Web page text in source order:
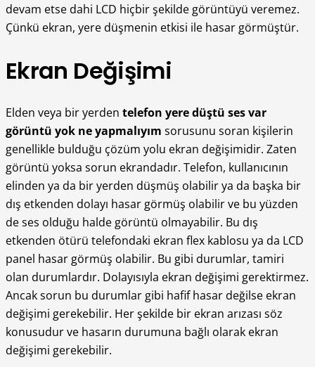
devam etse dahi LCD hiçbir şekilde görüntüyü veremez.
Çünkü ekran, yere düşmenin etkisi ile hasar görmüştür.
Ekran Değişimi
Elden veya bir yerden telefon yere düştü ses var
görüntü yok ne yapmalıyım sorusunu soran kişilerin
genellikle bulduğu çözüm yolu ekran değişimidir. Zaten
görüntü yoksa sorun ekrandadır. Telefon, kullanıcının
elinden ya da bir yerden düşmüş olabilir ya da başka bir
dış etkenden dolayı hasar görmüş olabilir ve bu yüzden
de ses olduğu halde görüntü olmayabilir. Bu dış
etkenden ötürü telefondaki ekran flex kablosu ya da LCD
panel hasar görmüş olabilir. Bu gibi durumlar, tamiri
olan durumlardır. Dolayısıyla ekran değişimi gerektirmez.
Ancak sorun bu durumlar gibi hafif hasar değilse ekran
değişimi gerekebilir. Her şekilde bir ekran arızası söz
konusudur ve hasarın durumuna bağlı olarak ekran
değişimi gerekebilir.